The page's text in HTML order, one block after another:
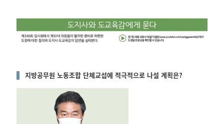
지방공무원 노동조합 단체교섭에 적극적으로 나설 계획은?